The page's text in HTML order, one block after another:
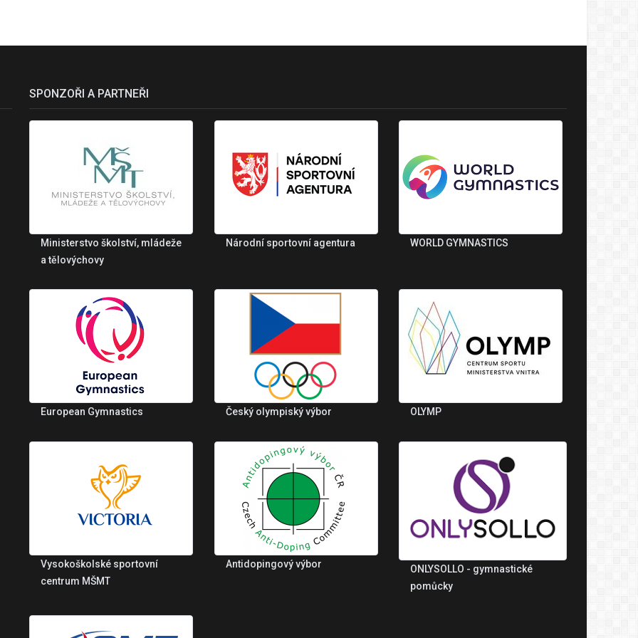
SPONZOŘI A PARTNEŘI
Ministerstvo školství, mládeže
a tělovýchovy
Národní sportovní agentura WORLD GYMNASTICS
European Gymnastics Český olympiský výbor OLYMP
Vysokoškolské sportovní
centrum MŠMT
Antidopingový výbor
ONLYSOLLO - gymnastické
pomůcky